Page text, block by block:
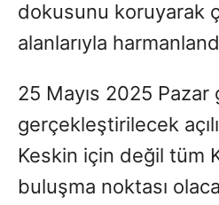
dokusunu koruyarak
alanlarıyla
25 Mayıs 2025 Pazar
gerçekleştirilecek
Keskin için değil tüm
buluşma noktası